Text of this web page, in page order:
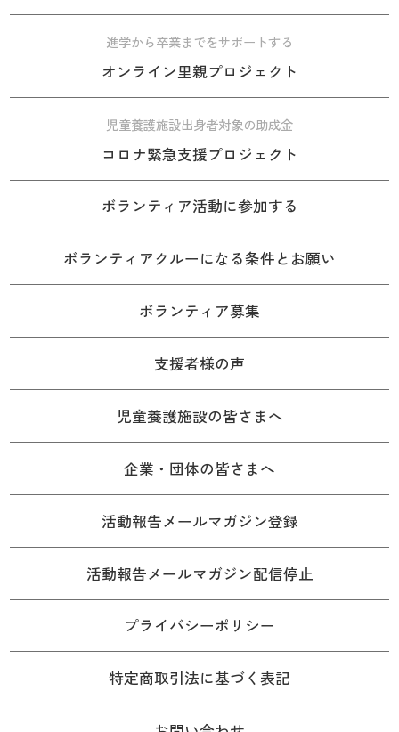
進学から卒業までをサポートする
オンライン里親プロジェクト
児童養護施設出身者対象の助成金
コロナ緊急支援プロジェクト
ボランティア活動に参加する
ボランティアクルーになる条件とお願い
ボランティア募集
支援者様の声
児童養護施設の皆さまへ
企業・団体の皆さまへ
活動報告メールマガジン登録
活動報告メールマガジン配信停止
プライバシーポリシー
特定商取引法に基づく表記